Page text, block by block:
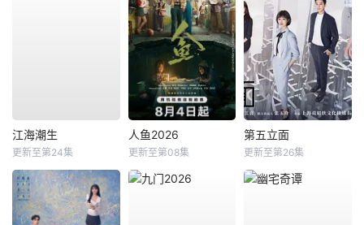
江海潮生
更新至第24集
人鱼2026
更新至第08集
第五立面
更新至第26集